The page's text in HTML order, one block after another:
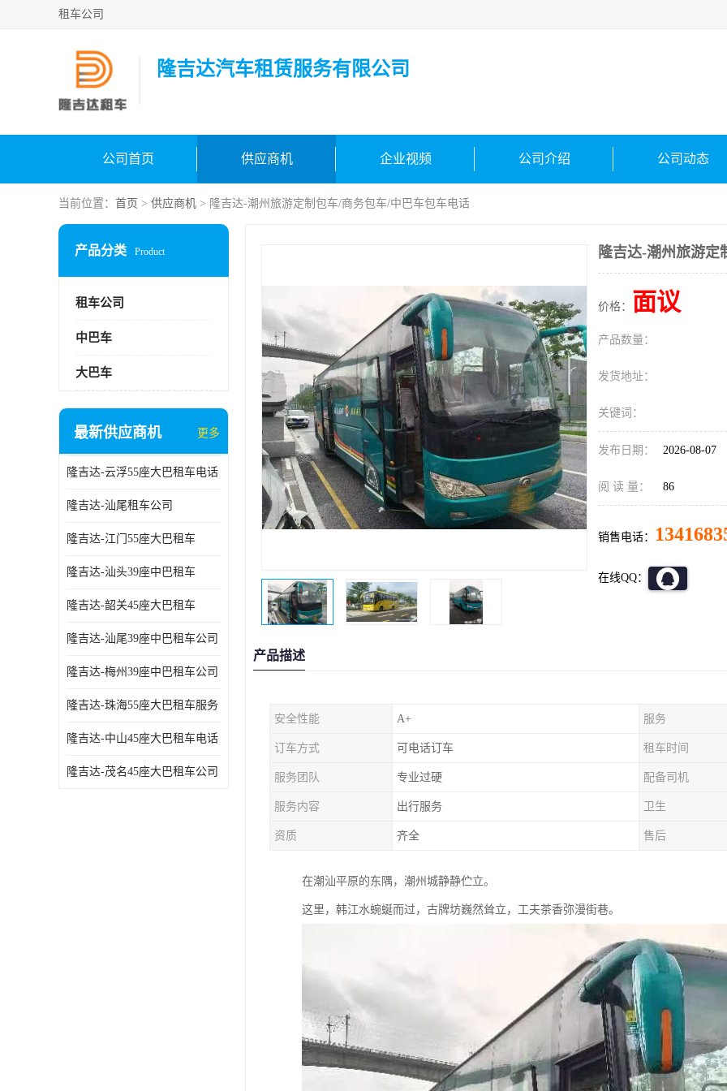
租车公司
隆吉达汽车租赁服务有限公司
公司首页 供应商机 企业视频 公司介绍 公司动态
当前位置： 首页 > 供应商机 > 隆吉达-潮州旅游定制包车/商务包车/中巴车包车电话
产品分类 Product
租车公司
中巴车
大巴车
最新供应商机 更多
隆吉达-云浮55座大巴租车电话
隆吉达-汕尾租车公司
隆吉达-江门55座大巴租车
隆吉达-汕头39座中巴租车
隆吉达-韶关45座大巴租车
隆吉达-汕尾39座中巴租车公司
隆吉达-梅州39座中巴租车公司
隆吉达-珠海55座大巴租车服务
隆吉达-中山45座大巴租车电话
隆吉达-茂名45座大巴租车公司
隆吉达-潮州旅游定
价格： 面议
产品数量：
发货地址：
关键词：
发布日期： 2026-08-07
阅 读 量： 86
销售电话：
在线QQ：
产品描述
安全性能 A+ 服务
订车方式 可电话订车 租车时间
服务团队 专业过硬 配备司机
服务内容 出行服务 卫生
资质 齐全 售后
在潮汕平原的东隅，潮州城静静伫立。
这里，韩江水蜿蜒而过，古牌坊巍然耸立，工夫茶香弥漫街巷。